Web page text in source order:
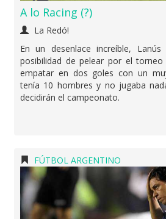
A lo Racing (?)
La Redó!
En un desenlace increíble,
posibilidad de pelear por el
empatar en dos goles con un
tenía 10 hombres y no jugaba
decidirán el campeonato.
FÚTBOL ARGENTINO